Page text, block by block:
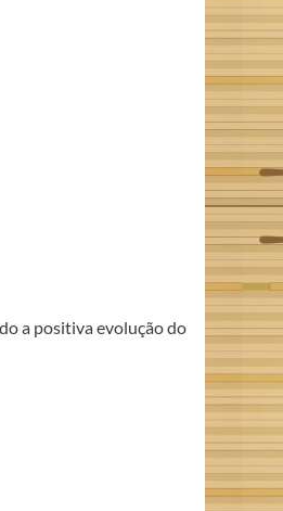
a positiva evolução do